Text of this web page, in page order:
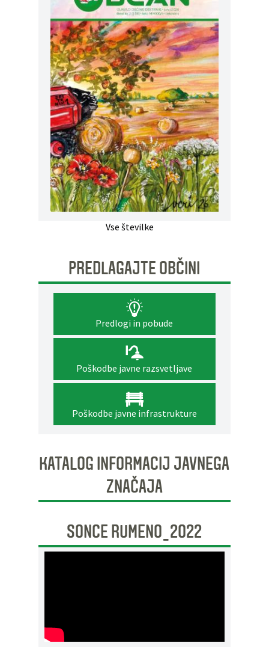
Vse številke
PREDLAGAJTE OBČINI
Predlogi in pobude
Poškodbe javne razsvetljave
Poškodbe javne infrastrukture
KATALOG INFORMACIJ JAVNEGA
ZNAČAJA
SONCE RUMENO_2022